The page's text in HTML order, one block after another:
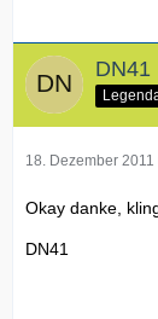
DN41
18. Dezember 2011
Okay danke,
DN41